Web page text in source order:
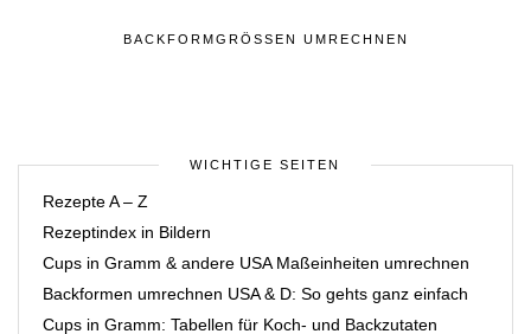
BACKFORMGRÖSSEN UMRECHNEN
WICHTIGE SEITEN
Rezepte A – Z
Rezeptindex in Bildern
Cups in Gramm & andere USA Maßeinheiten umrechnen
Backformen umrechnen USA & D: So gehts ganz einfach
Cups in Gramm: Tabellen für Koch- und Backzutaten